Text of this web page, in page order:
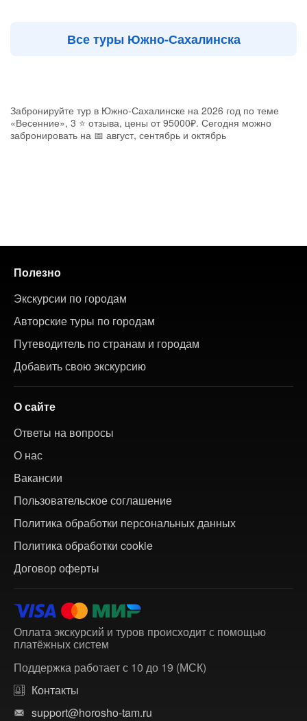
Все туры Южно-Сахалинска
Забронируйте тур в Южно-Сахалинске на 2026 год по теме
«Весенние», 3 ⭐ отзыва, цены от 95000₽. Сегодня можно
забронировать на 📅 август, сентябрь и октябрь
Полезно
Экскурсии по городам
Авторские туры по городам
Путеводитель по странам и городам
Добавить свою экскурсию
О сайте
Ответы на вопросы
О нас
Вакансии
Пользовательское соглашение
Политика обработки персональных данных
Политика обработки cookie
Договор оферты
Оплата экскурсий и туров происходит с помощью
платёжных систем
Поддержка работает с 10 до 19 (МСК)
Контакты
support@horosho-tam.ru